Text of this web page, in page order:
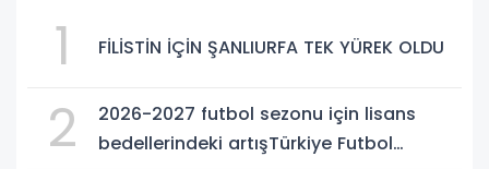
1 FİLİSTİN İÇİN ŞANLIURFA TEK YÜREK OLDU
2
2026-2027 futbol sezonu için lisans
bedellerindeki artışTürkiye Futbol